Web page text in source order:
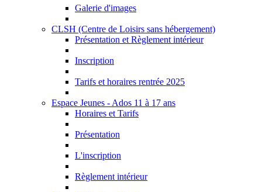
Galerie d'images
CLSH (Centre de Loisirs sans hébergement)
Présentation et Règlement intérieur
Inscription
Tarifs et horaires rentrée 2025
Espace Jeunes - Ados 11 à 17 ans
Horaires et Tarifs
Présentation
L'inscription
Règlement intérieur